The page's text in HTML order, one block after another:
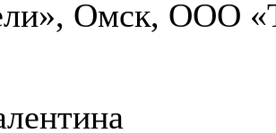
Омск, ООО